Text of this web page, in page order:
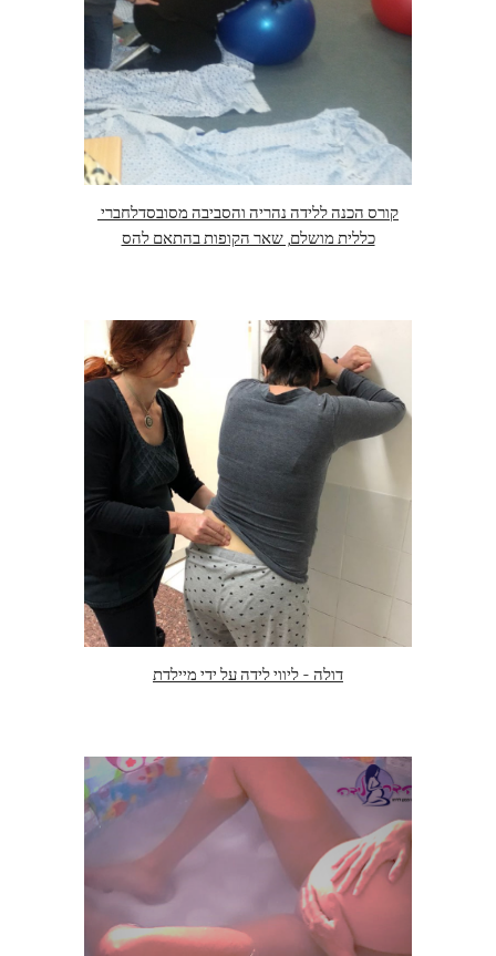
כללית מושלם, שאר הקופות בהתאם להס
דולה - ליווי לידה על ידי מיילדת